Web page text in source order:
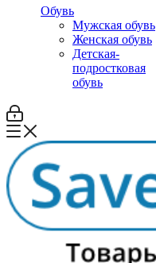
Обувь
Мужская обувь
Женская обувь
Детская-
подростковая
обувь